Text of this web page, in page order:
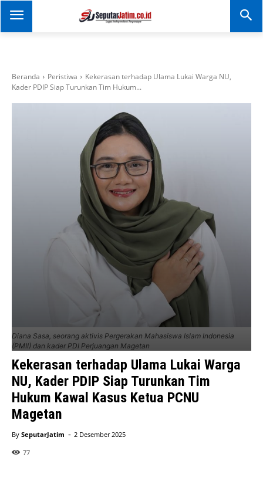
SEPUTAR JATIM
Portal Informasi Dan
Beranda Peristiwa
Kekerasan terhadap Ulama Lukai Warga NU,
Kader PDIP Siap Turunkan Tim Hukum...
Diana Sasa, seorang aktivis Pergerakan Mahasiswa Islam Indonesia
(PMII) dan kader PDI Perjuangan Magetan
Kekerasan terhadap Ulama Lukai Warga
NU, Kader PDIP Siap Turunkan Tim
Hukum Kawal Kasus Ketua PCNU
Magetan
By SeputarJatim - 2 Desember 2025
77